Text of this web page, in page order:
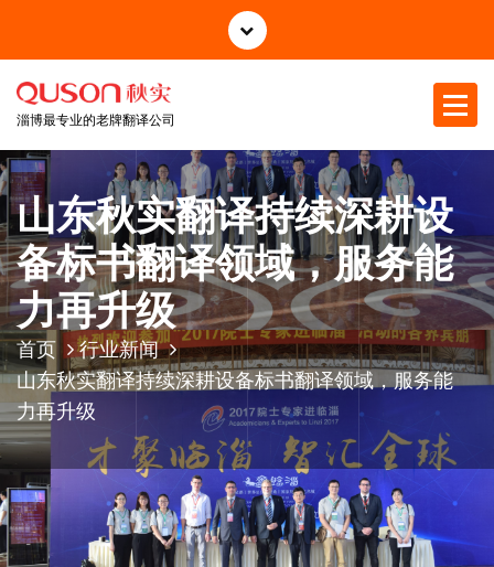
正
淄博最专业的老牌翻译公司
山东秋实翻译持续深耕设
备标书翻译领域，服务能
力再升级
首页
行业新闻
山东秋实翻译持续深耕设备标书翻译领域，服务能
力再升级